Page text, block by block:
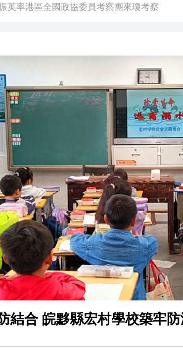
英率港區全國政協委員考察團來瓊考察
陽鐵西校園閱讀活動解鎖閱讀新玩法
贛三地漢樂藝術家齊聚深圳，共奏客家文化
丨外交部回應特朗普委內瑞拉石油言論 拉美
位頂尖專家共話時代命題
澄邁文儒煥新升級 五組數據見證文儒沉香從
振英率港區全國政協委員考察團來瓊考察
年海南儋州以舊換新帶動消費約18億元
26戶省屬國企去年合計營收2.58萬億 利潤總
鐵西校園閱讀活動解鎖閱讀新玩法
贛三地漢樂藝術家齊聚深圳，共奏客家文化
片丨外交部回應特朗普委內瑞拉石油言論 拉
結合 皖黟縣宏村學校築牢